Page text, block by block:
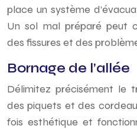
place un système
Un sol mal préparé peut
des fissures et des
Bornage de l’allée
Délimitez précisément le
des piquets et des
fois esthétique et